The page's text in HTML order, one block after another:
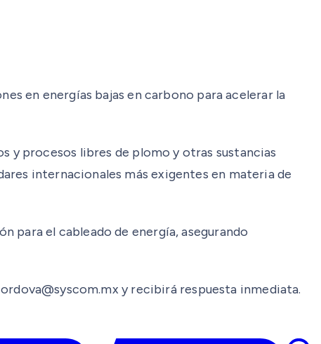
en energías bajas en carbono para acelerar la
procesos libres de plomo y otras sustancias
internacionales más exigentes en materia de
para el cableado de energía, asegurando
y recibirá respuesta inmediata.